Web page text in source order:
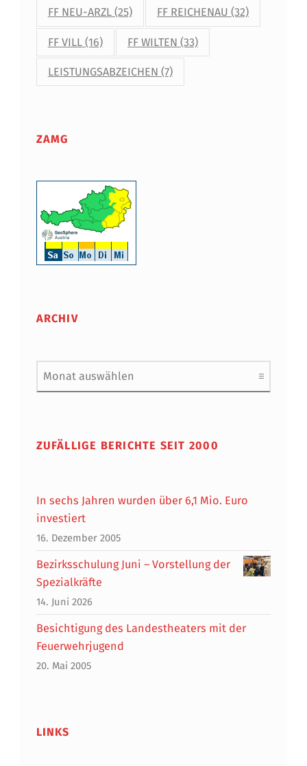
FF NEU-ARZL(25) FF REICHENAU (32)
FF VILL(16) FF WILTEN (33)
LEISTUNGSABZEICHEN (7)
ZAMG
ARCHIV
Archiv
ZUFÄLLIGE BERICHTE SEIT 2000
In sechs Jahren wurden über 6,1 Mio. Euro
investiert
16. Dezember 2005
Bezirksschulung Juni – Vorstellung der
Spezialkräfte
14. Juni 2026
Besichtigung des Landestheaters mit der
Feuerwehrjugend
20. Mai 2005
LINKS